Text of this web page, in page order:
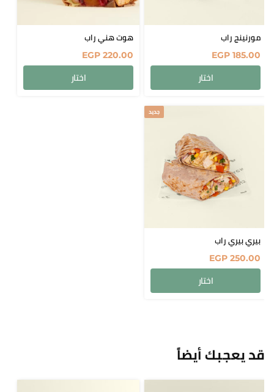
مورنينج راب
EGP 185.00
اختار
هوت هني راب
EGP 220.00
اختار
جديد
بيري بيري راب
EGP 250.00
اختار
قد يعجبك أيضاً